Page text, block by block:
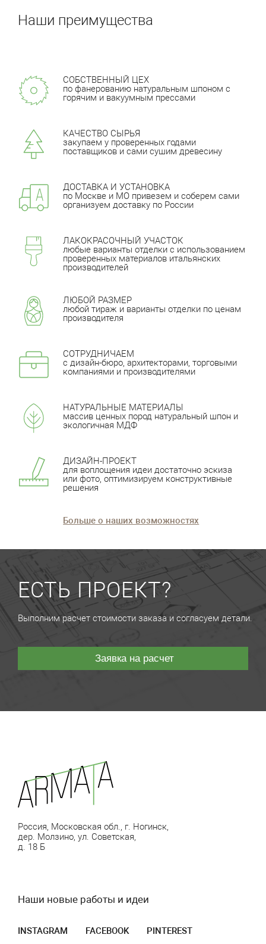
Наши преимущества
СОБСТВЕННЫЙ ЦЕХ
по фанерованию натуральным шпоном с
горячим и вакуумным прессами
КАЧЕСТВО СЫРЬЯ
закупаем у проверенных годами
поставщиков и сами сушим древесину
ДОСТАВКА И УСТАНОВКА
по Москве и МО привезем и соберем сами
организуем доставку по России
ЛАКОКРАСОЧНЫЙ УЧАСТОК
любые варианты отделки с использованием
проверенных материалов итальянских
производителей
ЛЮБОЙ РАЗМЕР
любой тираж и варианты отделки по ценам
производителя
СОТРУДНИЧАЕМ
с дизайн-бюро, архитекторами, торговыми
компаниями и производителями
НАТУРАЛЬНЫЕ МАТЕРИАЛЫ
массив ценных пород натуральный шпон и
экологичная МДФ
ДИЗАЙН-ПРОЕКТ
для воплощения идеи достаточно эскиза
или фото, оптимизируем конструктивные
решения
Больше о наших возможностях
ЕСТЬ ПРОЕКТ?
Выполним расчет стоимости заказа и согласуем детали.
Заявка на расчет
Россия, Московская обл., г. Ногинск,
дер. Молзино, ул. Советская,
д. 18 Б
Наши новые работы и идеи
INSTAGRAM FACEBOOK PINTEREST